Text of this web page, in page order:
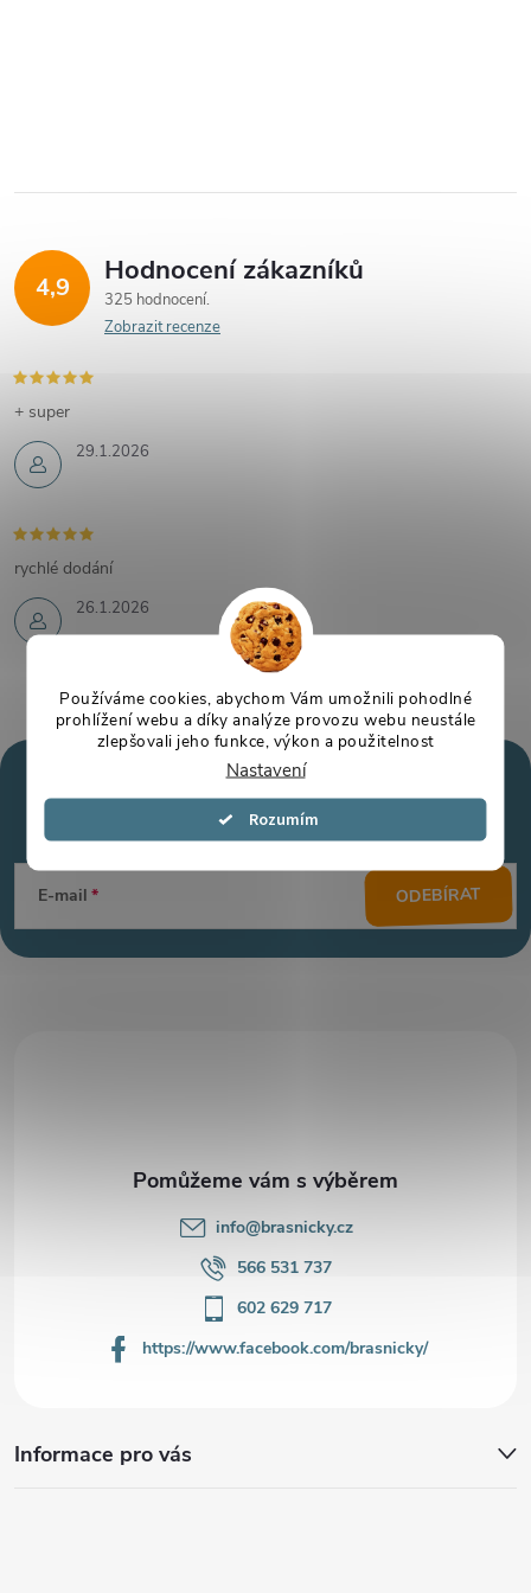
Používáme cookies, abychom Vám umožnili pohodlné
prohlížení webu a díky analýze provozu webu neustále
zlepšovali jeho funkce, výkon a použitelnost
Nastavení
Souhlasím
4,9 Hodnocení zákazníků
325 hodnocení
Zobrazit recenze
29.1.2026
+ super
26.1.2026
rychlé dodání
p
Mějte přehled o novinkách
a slevách
E-mail ODEBÍRAT
info@brasnicky.cz
566 531 737
602 629 717
https://www.facebook.com/brasnicky/
Informace pro vás